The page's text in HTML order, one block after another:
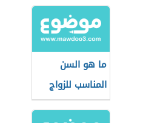
ما هو السن
المناسب للزواج